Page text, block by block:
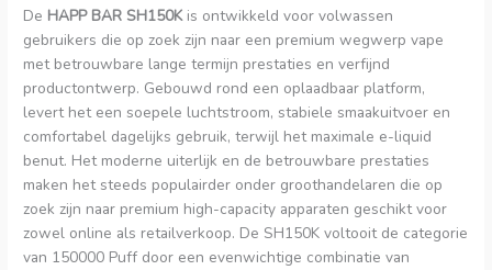
De HAPP BAR SH150Kis ontwikkeld voor volwassen
gebruikers die op zoek zijn naar een premium wegwerp vape
met betrouwbare lange termijn prestaties en verfijnd
productontwerp. Gebouwd rond een oplaadbaar platform,
levert het een soepele luchtstroom, stabiele smaakuitvoer en
comfortabel dagelijks gebruik, terwijl het maximale e-liquid
benut. Het moderne uiterlijk en de betrouwbare prestaties
maken het steeds populairder onder groothandelaren die op
zoek zijn naar premium high-capacity apparaten geschikt voor
zowel online als retailverkoop. De SH150K voltooit de categorie
van 150000 Puff door een evenwichtige combinatie van